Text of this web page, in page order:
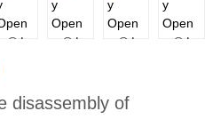
disassembly of